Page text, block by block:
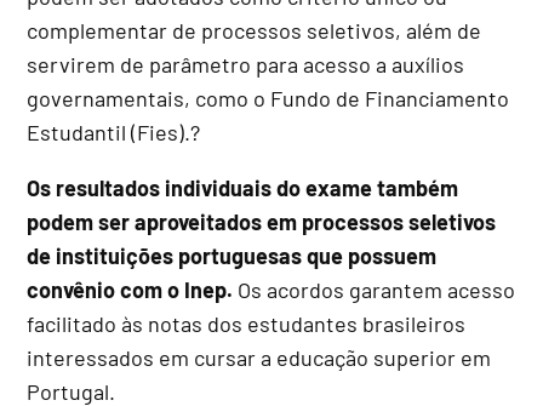
complementar de processos seletivos, além de
servirem de parâmetro para acesso a auxílios
governamentais, como o Fundo de Financiamento
Estudantil (Fies).?
Os resultados individuais do exame também
podem ser aproveitados em processos seletivos
de instituições portuguesas que possuem
convênio com o Inep. Os acordos garantem acesso
facilitado às notas dos estudantes brasileiros
interessados em cursar a educação superior em
Portugal.